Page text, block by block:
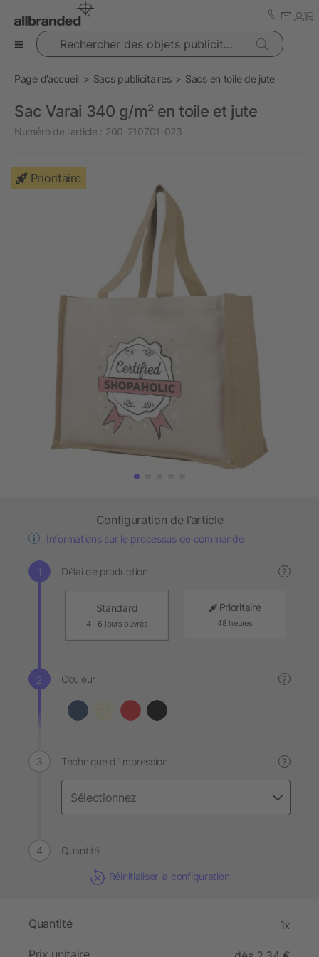
Rechercher des objets publicitaires
Page d’accueil Sacs publicitaires Sacs en toile de jute
Sac Varai 340 g/m² en toile et jute
Numéro de l’article : 200-210701-023
Prioritaire
Configuration de l’article
Informations sur le processus de commande
Délai de production ?
Standard
4 - 6 jours ouvrés
Prioritaire
48 heures
Couleur ?
Technique d´impression ?
Quantité
Réinitialiser la configuration
Quantité 1x